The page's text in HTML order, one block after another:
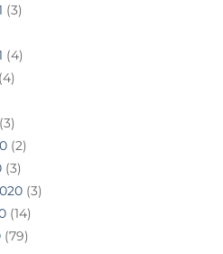
(3)
(4)
(4)
(3)
(2)
(3)
(3)
(14)
(79)